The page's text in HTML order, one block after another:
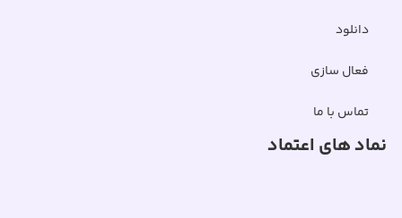
دانلود
فعال سازی
تماس با ما
نماد های اعتماد